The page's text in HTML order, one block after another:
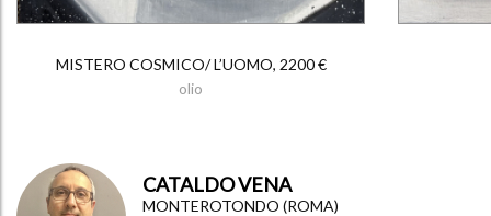
MISTERO COSMICO/ L’UOMO, 2200 €
olio
CATALDO VENA
MONTEROTONDO (ROMA)